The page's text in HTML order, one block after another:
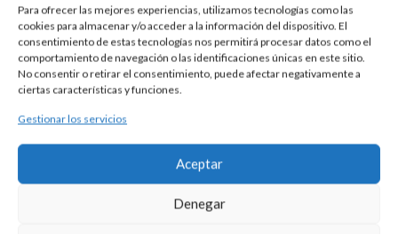
Para ofrecer las mejores experiencias, utilizamos tecnologías como las
cookies para almacenar y/o acceder a la información del dispositivo. El
consentimiento de estas tecnologías nos permitirá procesar datos como el
comportamiento de navegación o las identificaciones únicas en este sitio.
No consentir o retirar el consentimiento, puede afectar negativamente a
ciertas características y funciones.
Gestionar los servicios
Aceptar
Denegar
DESCRIPCIÓN
María niña.
Medida aproximada 21 mm.
Se puede personalizar con la tipografía que usted elija. Precio